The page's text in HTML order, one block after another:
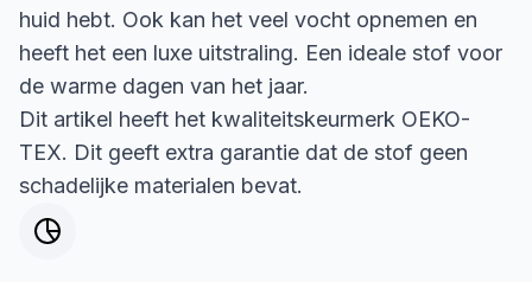
huid hebt. Ook kan het veel vocht opnemen en
heeft het een luxe uitstraling. Een ideale stof voor
de warme dagen van het jaar.
Dit artikel heeft het kwaliteitskeurmerk OEKO-
TEX. Dit geeft extra garantie dat de stof geen
schadelijke materialen bevat.